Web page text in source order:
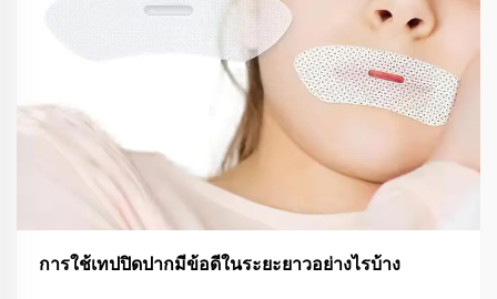
การใช้เทปปิดปากมีข้อดีในระยะยาวอย่างไรบ้าง